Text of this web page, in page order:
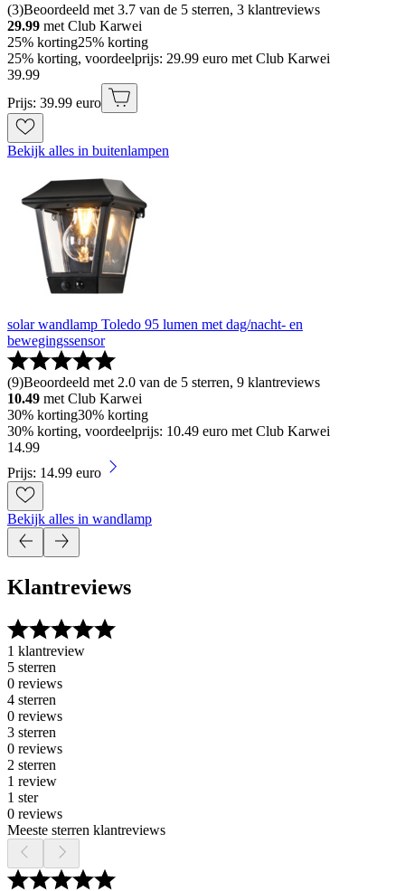
(3)Beoordeeld met 3.7 van de 5 sterren, 3 klantreviews
29.99 met Club Karwei
25% korting25% korting
25% korting, voordeelprijs: 29.99 euro met Club Karwei
39.99
Prijs: 39.99 euro
Bekijk alles in buitenlampen
solar wandlamp Toledo 95 lumen met dag/nacht- en
bewegingssensor
(9)Beoordeeld met 2.0 van de 5 sterren, 9 klantreviews
10.49 met Club Karwei
30% korting30% korting
30% korting, voordeelprijs: 10.49 euro met Club Karwei
14.99
Prijs: 14.99 euro
Bekijk alles in wandlamp
Klantreviews
1 klantreview
5 sterren
0 reviews
4 sterren
0 reviews
3 sterren
0 reviews
2 sterren
1 review
1 ster
0 reviews
Meeste sterren klantreviews